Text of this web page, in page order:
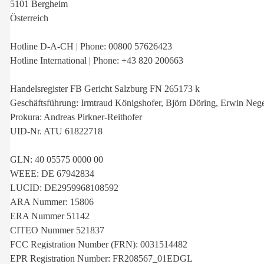
5101 Bergheim
Österreich
Hotline D-A-CH | Phone: 00800 57626423
Hotline International | Phone: +43 820 200663
Handelsregister FB Gericht Salzburg FN 265173 k
Geschäftsführung: Irmtraud Königshofer, Björn Döring, Erwin
Prokura: Andreas Pirkner-Reithofer
UID-Nr. ATU 61822718
GLN: 40 05575 0000 00
WEEE: DE 67942834
LUCID: DE2959968108592
ARA Nummer: 15806
ERA Nummer 51142
CITEO Nummer 521837
FCC Registration Number (FRN): 0031514482
EPR Registration Number: FR208567_01EDGL